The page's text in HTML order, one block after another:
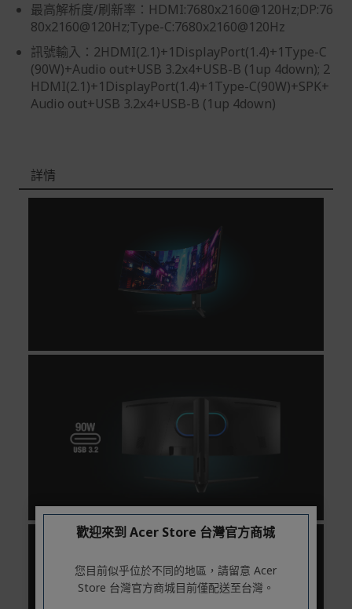
如有相關退換貨服務需求，您可以透過專線或服務信箱聯
繫客服。
配送服務
本站商品除有特別標示收取運費之商品，其餘全館皆可免
運宅配到府。
在消費者完成訂單付款後兩個工作天內會安排訂單出貨，
非Acer旗下品牌商品依配合廠商規範，可能會有無法配送
您可以於「我的訂單」內查詢訂單出貨狀態 (路徑：我的帳
實際的到貨時間依配合的物流商做安排，在無特殊狀況下
可在出貨後的兩個工作天內送達。
s://www.acer.com/tw-zh/support/warranty/product-wa
非Acer旗下品牌商品保固依各商品和之廠商有所不同，詳
如有相關保固問題以及售後服務問題，您可以透過專線或
服務信箱聯繫客服。
付款方式
信用卡一次付清：支援Visa、Master Card及JCB卡
最高解析度/刷新率：HDMI:7680x2160@120Hz;DP:76
80x2160@120Hz;Type-C:7680x2160@120Hz
訊號輸入：2HDMI(2.1)+1DisplayPort(1.4)+1Type-C
(90W)+Audio out+USB 3.2x4+USB-B (1up 4down); 2
HDMI(2.1)+1DisplayPort(1.4)+1Type-C(90W)+SPK+
Audio out+USB 3.2x4+USB-B (1up 4down)
詳情
歡迎來到 Acer Store 台灣官方商城
您目前似乎位於不同的地區，請留意 Acer
Store 台灣官方商城目前僅配送至台灣。